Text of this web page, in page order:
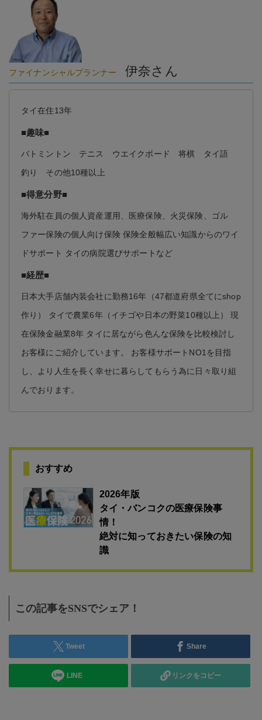
ファイナンシャルプランナー 伊奈さん
タイ在住13年
■趣味■
バトミントン テニス ウエイクボード 将棋 タイ語
釣り その他10種以上
■得意分野■
海外駐在員の個人資産運用、医療保険、火災保険、ゴル
ファー保険の個人向け保険 保険全般幅広い知識からのワイ
ドサポート タイの病院選びサポートなど
■経歴■
日本大手店舗内装会社に勤務16年（47都道府県全てにshop
作り） タイで農業6年（イチゴや日本の野菜10種以上） 現
在保険金融業8年 タイに居ながら色んな保険を比較検討し
お客様にご紹介しています。 お客様サポートNO1を目指
し、より人生を長く幸せに暮らしてもらう為に日々取り組
んでおります。
おすすめ
2026年版
タイ・バンコクの医療保険事
情！
絶対に知っておきたい保険の知
識
この記事をSNSでシェア！
Tweet Share
LINE リンクをコピー